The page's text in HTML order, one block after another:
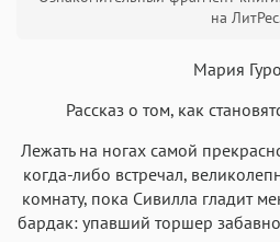
Roboto
Аа
Garamond
Аа
Iowan
Аа
San Francisco
на
Мария
Рассказ о том, как
Лежать на ногах самой
когда-либо встречал,
комнату, пока Сивилла гладит
бардак: упавший торшер